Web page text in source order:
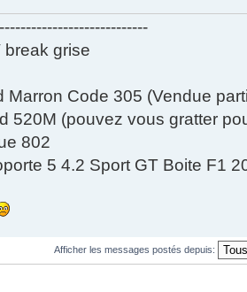
break grise
Marron Code 305 (Vendue
520M (pouvez vous gratter
802
5 4.2 Sport GT Boite F1
Afficher les messages postés depuis: